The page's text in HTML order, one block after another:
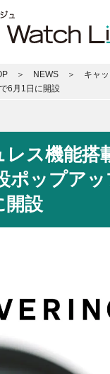
NEWS
キャ
6月1日に開設
レス機能搭
ポップア
開設